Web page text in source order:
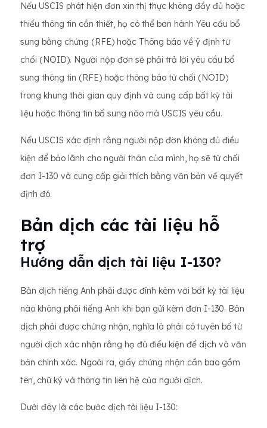
Nếu USCIS phát hiện đơn xin thị thực không đầy đủ hoặc
thiếu thông tin cần thiết, họ có thể ban hành Yêu cầu bổ
sung bằng chứng (RFE) hoặc Thông báo về ý định từ
chối (NOID). Người nộp đơn sẽ phải trả lời yêu cầu bổ
sung thông tin (RFE) hoặc thông báo từ chối (NOID)
trong khung thời gian quy định và cung cấp bất kỳ tài
liệu hoặc thông tin bổ sung nào mà USCIS yêu cầu.
Nếu USCIS xác định rằng người nộp đơn không đủ điều
kiện để bảo lãnh cho người thân của mình, họ sẽ từ chối
đơn I-130 và cung cấp giải thích bằng văn bản về quyết
định đó.
Bản dịch các tài liệu hỗ
trợ
Hướng dẫn dịch tài liệu I-130?
Bản dịch tiếng Anh phải được đính kèm với bất kỳ tài liệu
nào không phải tiếng Anh khi bạn gửi kèm đơn I-130. Bản
dịch phải được chứng nhận, nghĩa là phải có tuyên bố từ
người dịch xác nhận rằng họ đủ điều kiện để dịch và văn
bản chính xác. Ngoài ra, giấy chứng nhận cần bao gồm
tên, chữ ký và thông tin liên hệ của người dịch.
Dưới đây là các bước dịch tài liệu I-130: